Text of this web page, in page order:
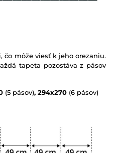
čo môže viesť k jeho orezaniu.
tapeta pozostáva z pásov
(5 pásov), 294x270 (6 pásov)